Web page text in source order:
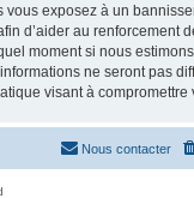
exposez à un
d’aider au renforcement
moment si nous
ne seront pas
visant à compromettre
Nous contacter